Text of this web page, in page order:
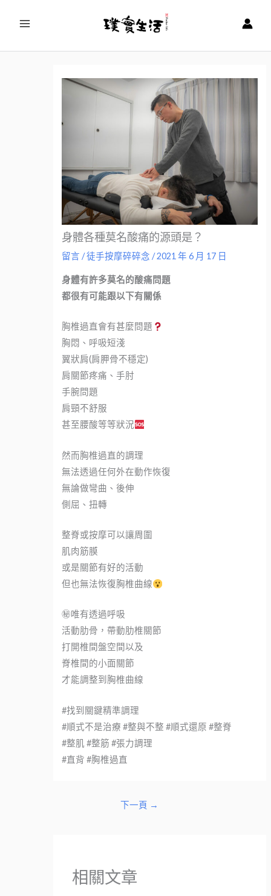
身體各種莫名酸痛的源頭是？
留言 /徒手按摩碎碎念 /2021 年 6 月 17 日
身體有許多莫名的酸痛問題
都很有可能跟以下有關係
胸椎過直會有甚麼問題
胸悶、呼吸短淺
翼狀肩(肩胛骨不穩定)
肩關節疼痛、手肘
手腕問題
肩頸不舒服
甚至腰酸等等狀況
然而胸椎過直的調理
無法透過任何外在動作恢復
無論做彎曲、後伸
側屈、扭轉
整脊或按摩可以讓周圍
肌肉筋膜
或是關節有好的活動
但也無法恢復胸椎曲線
㊙唯有透過呼吸
活動肋骨，帶動肋椎關節
打開椎間盤空間以及
脊椎間的小面關節
才能調整到胸椎曲線
#找到關鍵精準調理
#順式不是治療 #整與不整 #順式還原 #整脊
#整肌 #整筋 #張力調理
#直背 #胸椎過直
下一頁 →
相關文章